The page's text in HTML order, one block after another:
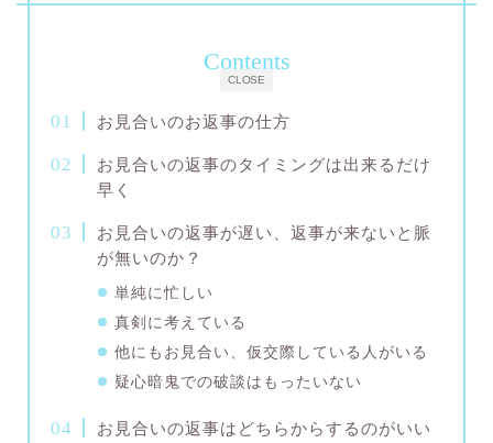
CLOSE
Contents
お見合いのお返事の仕方
お見合いの返事のタイミングは出来るだけ
早く
お見合いの返事が遅い、返事が来ないと脈
が無いのか？
単純に忙しい
真剣に考えている
他にもお見合い、仮交際している人がいる
疑心暗鬼での破談はもったいない
お見合いの返事はどちらからするのがいい